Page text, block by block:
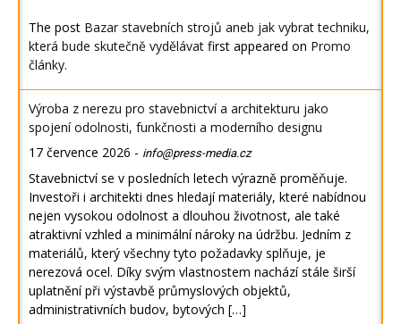
The post Bazar stavebních strojů aneb jak vybrat techniku,
která bude skutečně vydělávat first appeared on Promo
články.
Výroba z nerezu pro stavebnictví a architekturu jako
spojení odolnosti, funkčnosti a moderního designu
17 července 2026 - info@press-media.cz
Stavebnictví se v posledních letech výrazně proměňuje.
Investoři i architekti dnes hledají materiály, které nabídnou
nejen vysokou odolnost a dlouhou životnost, ale také
atraktivní vzhled a minimální nároky na údržbu. Jedním z
materiálů, který všechny tyto požadavky splňuje, je
nerezová ocel. Díky svým vlastnostem nachází stále širší
uplatnění při výstavbě průmyslových objektů,
administrativních budov, bytových […]